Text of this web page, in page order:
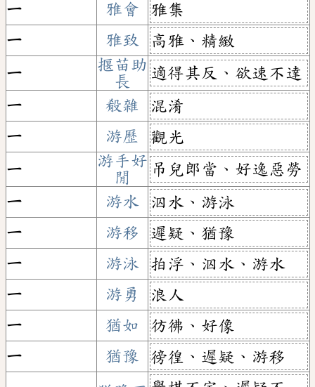
ㄧ
雅會
雅集
ㄧ
雅致
高雅、精緻
ㄧ
揠苗助
長
適得其反、欲速不達
ㄧ
殽雜
混淆
ㄧ
游歷
觀光
ㄧ
游手好
閒
吊兒郎當、好逸惡勞
ㄧ
游水
泅水、游泳
ㄧ
游移
遲疑、猶豫
ㄧ
游泳
拍浮、泅水、游水
ㄧ
游勇
浪人
ㄧ
猶如
彷彿、好像
ㄧ
猶豫 徬徨、遲疑、游移